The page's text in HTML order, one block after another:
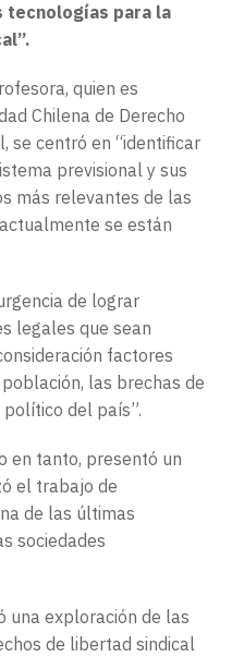
tecnologías para la
quien es
Chilena de Derecho
se centró en “identificar
previsional y sus
más relevantes de las
se están
de lograr
legales que sean
factores
las brechas de
del país”.
en tanto, presentó un
el trabajo de
de las últimas
sociedades
una exploración de las
de libertad sindical